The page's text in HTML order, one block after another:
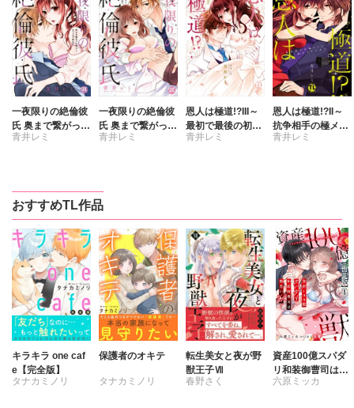
一夜限りの絶倫彼
氏 奥まで繋がった
相手とオフィスで
青井レミ
一夜限りの絶倫彼
氏 奥まで繋がった
相手とオフィスで
青井レミ
恩人は極道!?III～
最初で最後の初恋
【コミックス版】
青井レミ
恩人は極道!?II～
抗争相手の極メン
と一夜のアヤマ
青井レミ
おすすめTL作品
キラキラ one caf
e【完全版】
タナカミノリ
保護者のオキテ
タナカミノリ
転生美女と夜が野
獣王子Ⅶ
春野さく
資産100億スパダ
リ和装御曹司は腹
黒い獣～イジワル
六原ミッカ